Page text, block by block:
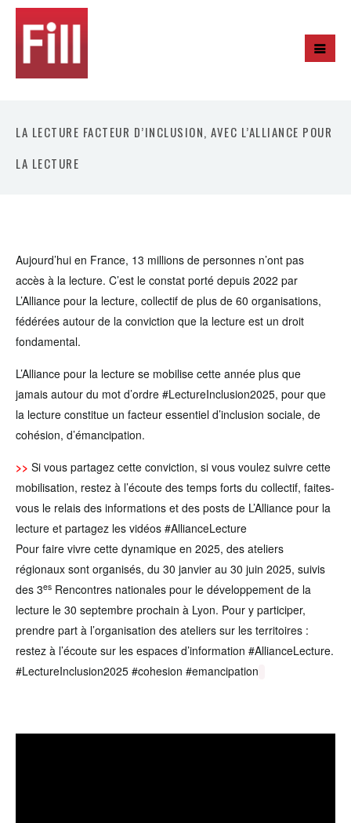
LA LECTURE FACTEUR D’INCLUSION, AVEC L’ALLIANCE POUR
LA LECTURE
Aujourd’hui en France, 13 millions de personnes n’ont pas
accès à la lecture. C’est le constat porté depuis 2022 par
L’Alliance pour la lecture, collectif de plus de 60 organisations,
fédérées autour de la conviction que la lecture est un droit
fondamental.
L’Alliance pour la lecture se mobilise cette année plus que
jamais autour du mot d’ordre #LectureInclusion2025, pour que
la lecture constitue un facteur essentiel d’inclusion sociale, de
cohésion, d’émancipation.
>> Si vous partagez cette conviction, si vous voulez suivre cette
mobilisation, restez à l’écoute des temps forts du collectif, faites-
vous le relais des informations et des posts de L’Alliance pour la
lecture et partagez les vidéos #AllianceLecture
Pour faire vivre cette dynamique en 2025, des ateliers
régionaux sont organisés, du 30 janvier au 30 juin 2025, suivis
des 3es Rencontres nationales pour le développement de la
lecture le 30 septembre prochain à Lyon. Pour y participer,
prendre part à l’organisation des ateliers sur les territoires :
restez à l’écoute sur les espaces d’information #AllianceLecture.
#LectureInclusion2025 #cohesion #emancipation